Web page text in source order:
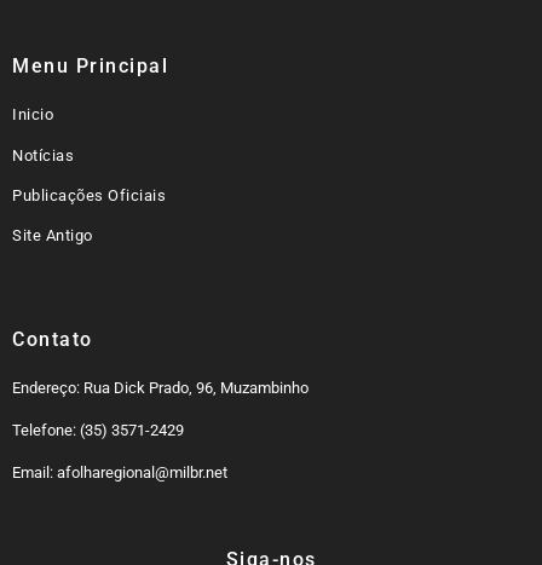
Menu Principal
Inicio
Notícias
Publicações Oficiais
Site Antigo
Contato
Endereço: Rua Dick Prado, 96, Muzambinho
Telefone: (35) 3571-2429
Email: afolharegional@milbr.net
Siga-nos